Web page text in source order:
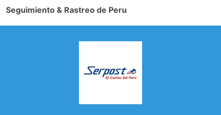
Seguimiento & Rastreo de Peru